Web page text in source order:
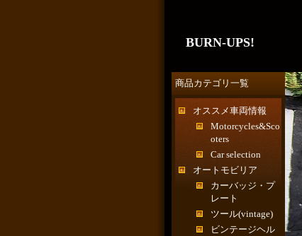
BURN-UPS!
商品カテゴリ一覧
オススメ車両情報
Motorcycles&Sco
oters
Car selection
オートモビリア
カーバッジ・プ
レート
ツール(vintage)
ビンテージヘル